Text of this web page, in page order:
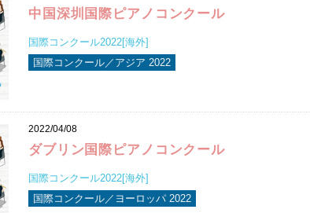
中国深圳国際ピアノコンクール
国際コンクール2022[海外]
国際コンクール／アジア 2022
2022/04/08
ダブリン国際ピアノコンクール
国際コンクール2022[海外]
国際コンクール／ヨーロッパ 2022